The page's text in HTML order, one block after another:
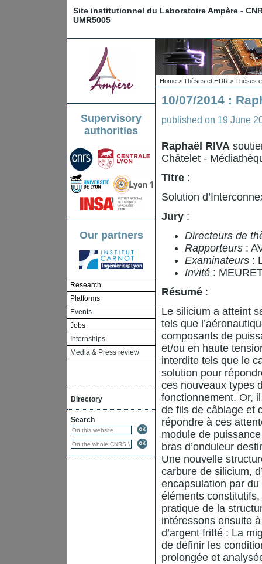
Site institutionnel du Laboratoire Ampère -
UMR5005
Supervisory
authorities
Our partners
Research
Platforms
Events
Jobs
Internships
Media & Press review
Directory
Search
Home > Thèses et HDR > Thèses
10/07/2014 :
published on 19 June
Raphaël RIVA
Châtelet -
Titre :
Solution
Jury :
Directeurs de
Rapporteurs :
Examinateurs :
Invité :
Résumé :
Le silicium a atteint
tels que
composants de
et/ou en haute
interdite tels que le
solution pour
ces nouveaux types
fonctionnement. Or,
de fils de câblage et
répondre à ces
module de
bras d’onduleur
Une nouvelle
carbure de silicium,
encapsulation par
éléments
pratique de la
intéressons ensuite
d’argent fritté : La
de définir les
prolongée et